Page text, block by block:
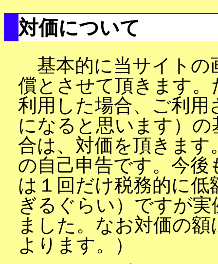
対価について
基本的に当サイトの
償とさせて頂きます
利用した場合、ご利
になると思います）
合は、対価を頂きま
の自己申告です。今
は１回だけ税務的に
ぎるぐらい）ですが
ました。なお対価の
よります。）